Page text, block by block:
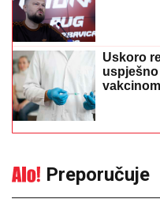
Uskoro
Preporučuje